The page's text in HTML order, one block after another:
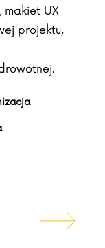
makiet UX
projektu,